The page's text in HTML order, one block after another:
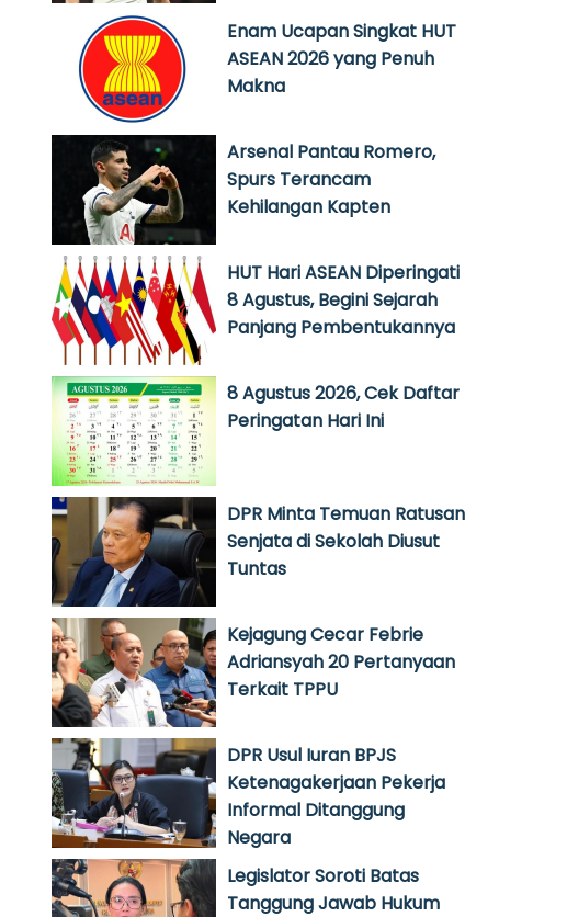
Enam Ucapan Singkat HUT
ASEAN 2026 yang Penuh
Makna
Arsenal Pantau Romero,
Spurs Terancam
Kehilangan Kapten
HUT Hari ASEAN Diperingati
8 Agustus, Begini Sejarah
Panjang Pembentukannya
8 Agustus 2026, Cek Daftar
Peringatan Hari Ini
DPR Minta Temuan Ratusan
Senjata di Sekolah Diusut
Tuntas
Kejagung Cecar Febrie
Adriansyah 20 Pertanyaan
Terkait TPPU
DPR Usul Iuran BPJS
Ketenagakerjaan Pekerja
Informal Ditanggung
Negara
Legislator Soroti Batas
Tanggung Jawab Hukum